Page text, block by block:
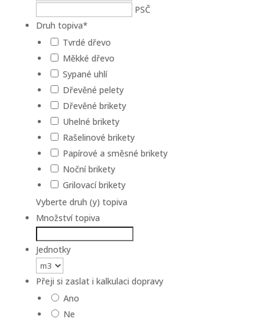
PSČ
Druh topiva*
Tvrdé dřevo
Měkké dřevo
Sypané uhlí
Dřevěné pelety
Dřevěné brikety
Uhelné brikety
Rašelinové brikety
Papírové a směsné brikety
Noční brikety
Grilovací brikety
Vyberte druh (y) topiva
Množství topiva
Jednotky
Přeji si zaslat i kalkulaci dopravy
Ano
Ne